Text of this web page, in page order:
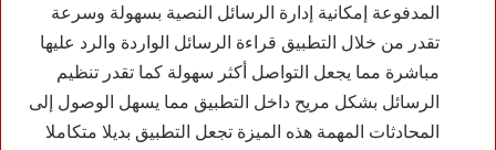
المدفوعة إمكانية إدارة الرسائل النصية بسهولة وسرعة
تقدر من خلال التطبيق قراءة الرسائل الواردة والرد عليها
مباشرة مما يجعل التواصل أكثر سهولة كما تقدر تنظيم
الرسائل بشكل مريح داخل التطبيق مما يسهل الوصول إلى
المحادثات المهمة هذه الميزة تجعل التطبيق بديلا متكاملا